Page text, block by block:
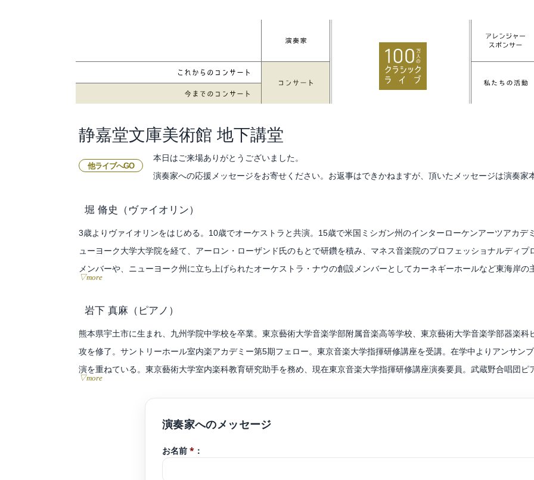
静嘉堂文庫美術館 地下講堂
他ライブへGO
本日はご来場ありがとうございました。
演奏家への応援メッセージをお寄せください。お返事はできかねますが、頂いたメッセージは演奏家
堀 脩史 （ヴァイオリン）
3歳よりヴァイオリンをはじめる。10歳でオーケストラと共演。15歳で米国ミシガン州のインターローケンアーツアカデ
ューヨーク大学大学院を経て、アーロン・ローザンド氏のもとで研鑽を積み、マネス音楽院のプロフェッショナルディ
メンバーや、ニューヨーク州に立ち上げられたオーケストラ・ナウの創設メンバーとしてカーネギーホールなど東海岸の
ン・ビーバー氏とデュオで共演。イギリスのオールドバラ音楽祭、札幌パシフィックミュージックフェスティバル、小澤
▽more
岩下 真麻 （ピアノ）
熊本県宇土市に生まれ、九州学院中学校を卒業。東京藝術大学音楽学部附属音楽高等学校、東京藝術大学音楽学部器楽
攻を修了。サントリーホール室内楽アカデミー第5期フェロー。東京音楽大学指揮研修講座を受講。在学中よりアンサン
演を重ねている。東京藝術大学室内楽科教育研究助手を務め、現在東京音楽大学指揮研修講座演奏要員。武蔵野合唱団
ピアノを竹下千晴、井上直幸、竹内啓子、御木本澄子、浜口奈々、迫昭嘉、インゴマー・ライナー、諸戸詩乃の各氏に、
フェスティバル2018、2019に参加。また、オペラの稽古から公演までに携わるピアノ演奏や、オーケストラの一員とし
▽more
お名前 * ：